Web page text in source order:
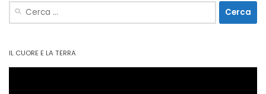
Ricerca
per:
IL CUORE E LA TERRA